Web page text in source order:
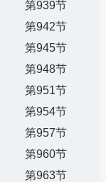
第939节
第942节
第945节
第948节
第951节
第954节
第957节
第960节
第963节